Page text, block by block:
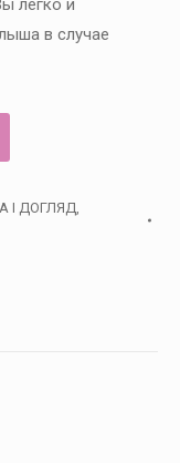
легко и
в случае
І ДОГЛЯД,